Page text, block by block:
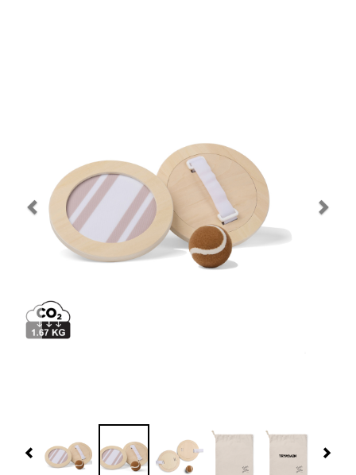
Navidad 🎄 Invierno
Tecnología
Fabricación
Previous